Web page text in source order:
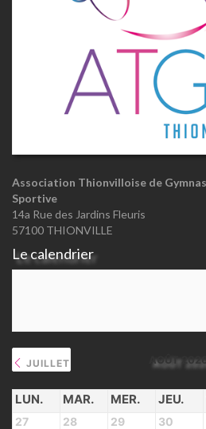
Association Thionvilloise de
Sportive
14a Rue des Jardins Fleuris
57100 THIONVILLE
Le calendrier
JUILLET AOÛT
LUN. MAR. MER. JEU.
27 28 29 30